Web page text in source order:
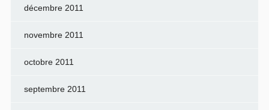
décembre 2011
novembre 2011
octobre 2011
septembre 2011